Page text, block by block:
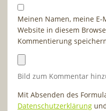
Meinen Namen, meine
Website in diesem
Kommentierung
Bild zum Kommentar
Mit Absenden des
Datenschutzerklärung